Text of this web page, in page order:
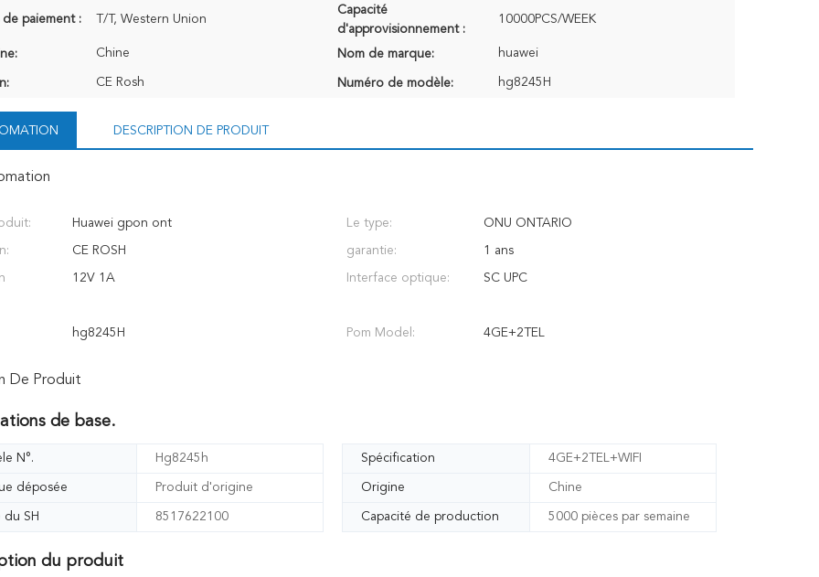
paiement : T/T, Western Union
Capacité
d'approvisionnement :
10000PCS/WEEK
Chine Nom de marque: huawei
CE Rosh Numéro de modèle: hg8245H
DESCRIPTION DE PRODUIT
Huawei gpon ont Le type: ONU ONTARIO
CE ROSH garantie: 1 ans
12V 1A Interface optique: SC UPC
hg8245H Pom Model: 4GE+2TEL
De Produit
de base.
N°. Hg8245h Spécification 4GE+2TEL+WIFI
déposée Produit d'origine Origine Chine
du SH 8517622100 Capacité de production 5000 pièces par semaine
du produit